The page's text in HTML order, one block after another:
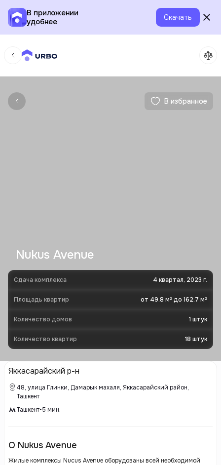
В приложении
удобнее
Скачать
В избранное
Nukus Avenue
Сдача комплекса 4 квартал, 2023 г.
Площадь квартир от 49.8 м² до 162.7 м²
Количество домов 1 штук
Количество квартир 18 штук
Яккасарайский р-н
48, улица Глинки, Дамарык махаля, Яккасарайский район,
Ташкент
Ташкент•5 мин.
О Nukus Avenue
Жилые комплексы Nucus Avenue оборудованы всей необходимой